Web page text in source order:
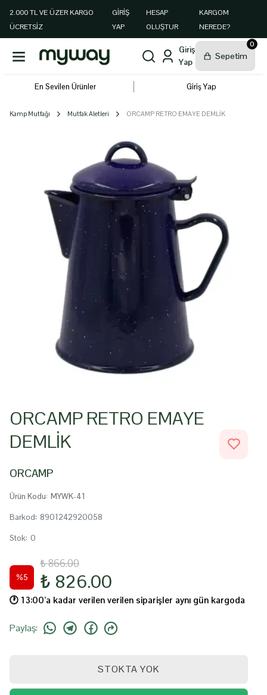
2.000 TL VE ÜZER KARGO
ÜCRETSİZ
GIRIŞ
YAP
HESAP
OLUŞTUR
KARGOM
NEREDE?
0
En Sevilen Ürünler Giriş Yap
Kamp Mutfağı Mutfak Aletleri ORCAMP RETRO EMAYE DEMLİK
ORCAMP RETRO EMAYE
DEMLİK
ORCAMP
Ürün Kodu: MYWK-41
Barkod: 8901242920058
Stok: 0
%5
₺ 866.00
₺ 826.00
🕐️ 13:00’a kadar verilen verilen siparişler aynı gün kargoda
Paylaş:
STOKTA YOK